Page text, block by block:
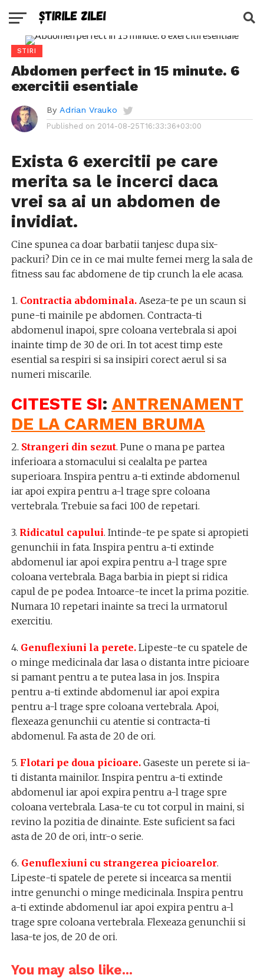
STIRI
Abdomen perfect in 15 minute. 6
exercitii esentiale
By Adrian Vrauko
Published on 2014-08-25T16:33:36+03:00
Exista 6 exercitii pe care
merita sa le incerci daca
vrei sa ai un abdomen de
invidiat.
Cine spunea ca doar barbatii tanjesc dupa six-
packuri? Din ce in ce mai multe femei merg la sala de
fitness sau fac abdomene de tip crunch la ele acasa.
1. Contractia abdominala.Aseza-te pe un scaun si
pune-ti mainile pe abdomen. Contracta-ti
abdomenul inapoi, spre coloana vertebrala si apoi
inainte timp de 30 de ori. In tot acest timp este
esential sa respiri si sa insipiri corect aerul si sa
numeri miscarile.
CITESTE SI: ANTRENAMENT
DE LA CARMEN BRUMA
2. Strangeri din sezut. Pune o mana pe partea
inferioara a stomacului si cealalta pe partea
superioara. Inspira pentru a-ti extinde abdomenul
iar apoi expira pentru a-l trage spre coloana
vertebrala. Trebuie sa faci 100 de repetari.
3. Ridicatul capului. Intinde-te pe spate si apropieti
genunchii in fata. Inspira pentru a-ti extinde
abdomenul iar apoi expira pentru a-l trage spre
coloana vertebrala. Baga barbia in piept si ridica
capul de pe podea. Intoarce-te incet la prima pozitie.
Numara 10 repetari inainte sa treci la urmatorul
exercitiu.
4. Genuflexiuni la perete.Lipeste-te cu spatele de
o minge medicinala dar lasa o distanta intre picioare
si pamant pentru a te putea lasa in jos. Inspira
pentru a-ti extinde abdomenul iar apoi expira
pentru a-l trage spre coloana vertebrala. Apoi,
flexeaza genunchii cu atentie si contracta-ti
abdomenul. Fa asta de 20 de ori.
5. Flotari pe doua picioare. Gaseste un perete si ia-
ti distanta mainilor. Inspira pentru a-ti extinde
abdomenul iar apoi expira pentru a-l trage spre
coloana vertebrala. Lasa-te cu tot corpul in maini, si
revino la pozitia de dinainte. Este suficient sa faci
asta de 20 de ori, intr-o serie.
6. Genuflexiuni cu strangerea picioarelor.
Lipeste-ti spatele de perete si incearca sa mentii
intre genunchi o minge medicinala. Inspira pentru
a-ti extinde abdomenul iar apoi expira pentru a-l
trage spre coloana vertebrala. Flexeaza genunchii si
lasa-te jos, de 20 de ori.
You may also like...